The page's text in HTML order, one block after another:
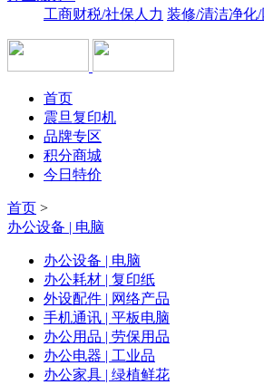
工商财税/社保人力 装修/清洁净化
首页
震旦复印机
品牌专区
积分商城
今日特价
首页 >
办公设备 | 电脑
办公设备 | 电脑
办公耗材 | 复印纸
外设配件 | 网络产品
手机通讯 | 平板电脑
办公用品 | 劳保用品
办公电器 | 工业品
办公家具 | 绿植鲜花